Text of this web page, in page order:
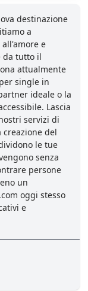
destinazione
a
e
da tutto il
attualmente
single in
ideale o la
Lascia
servizi di
del
le tue
senza
persone
un
oggi stesso
e